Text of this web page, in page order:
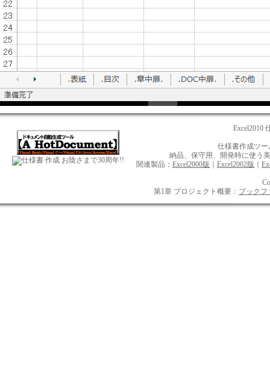
お陰さまで30周年!!
Excel2010
仕様書作成ツー
納品、保守用、開発時に使う
関連製品： Excel2000版 Excel2002版
第1章 プロジェクト概要： ブックフ